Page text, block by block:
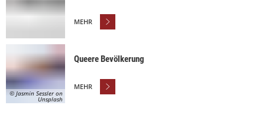
MEHR
© Jasmin Sessler on
Unsplash
Queere Bevölkerung
MEHR